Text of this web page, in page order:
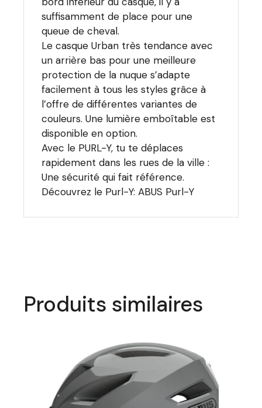
suffisamment de place pour une
queue de cheval.
Le casque Urban très tendance avec
un arrière bas pour une meilleure
protection de la nuque s’adapte
facilement à tous les styles grâce à
l’offre de différentes variantes de
couleurs. Une lumière emboîtable est
disponible en option.
Avec le PURL-Y, tu te déplaces
rapidement dans les rues de la ville :
Une sécurité qui fait référence.
Découvrez le Purl-Y:ABUS Purl-Y
Produits similaires